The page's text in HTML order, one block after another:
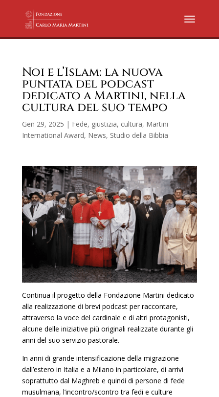
Noi e l’Islam: la nuova
puntata del podcast
dedicato a Martini, nella
cultura del suo tempo
Gen 29, 2025 | Fede, giustizia, cultura, Martini
International Award, News, Studio della Bibbia
Continua il progetto della Fondazione Martini dedicato
alla realizzazione di brevi podcast per raccontare,
attraverso la voce del cardinale e di altri protagonisti,
alcune delle iniziative più originali realizzate durante gli
anni del suo servizio pastorale.
In anni di grande intensificazione della migrazione
dall’estero in Italia e a Milano in particolare, di arrivi
soprattutto dal Maghreb e quindi di persone di fede
musulmana, l’incontro/scontro tra fedi e culture